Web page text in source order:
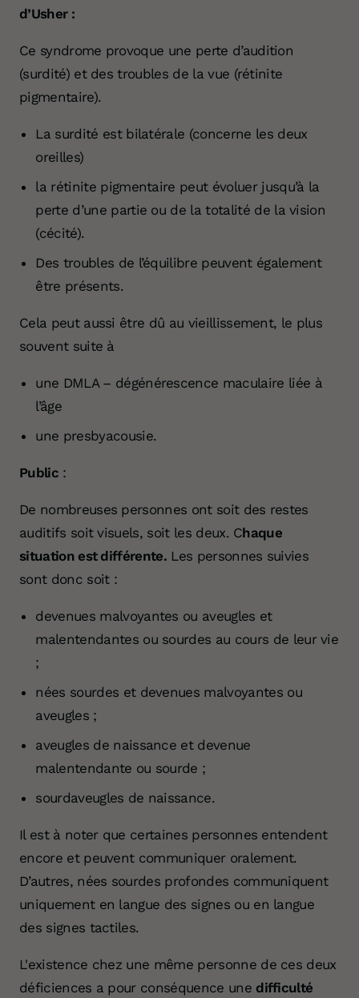
d’Usher :
Ce syndrome provoque une perte d’audition
(surdité) et des troubles de la vue (rétinite
pigmentaire).
La surdité est bilatérale (concerne les deux
oreilles)
la rétinite pigmentaire peut évoluer jusqu’à la
perte d’une partie ou de la totalité de la vision
(cécité).
Des troubles de l’équilibre peuvent également
être présents.
Cela peut aussi être dû au vieillissement, le plus
souvent suite à
une DMLA – dégénérescence maculaire liée à
l’âge
une presbyacousie.
Public:
De nombreuses personnes ont soit des restes
auditifs soit visuels, soit les deux. Chaque
situation est différente. Les personnes suivies
sont donc soit :
devenues malvoyantes ou aveugles et
malentendantes ou sourdes au cours de leur vie
;
nées sourdes et devenues malvoyantes ou
aveugles ;
aveugles de naissance et devenue
malentendante ou sourde ;
sourdaveugles de naissance.
Il est à noter que certaines personnes entendent
encore et peuvent communiquer oralement.
D’autres, nées sourdes profondes communiquent
uniquement en langue des signes ou en langue
des signes tactiles.
L'existence chez une même personne de ces deux
déficiences a pour conséquence une difficulté